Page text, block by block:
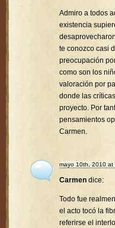
Admiro a todos
existencia
te conozco casi
preocupación
como son los
valoración por
donde las
proyecto. Por
pensamientos
Carmen.
mayo 10th, 2010 at
Carmen dice:
Todo fue
el acto tocó la
referirse el